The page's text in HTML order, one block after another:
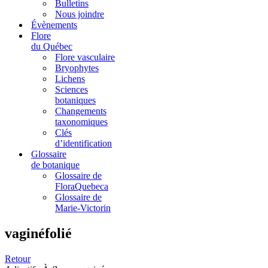
Bulletins
Nous joindre
Évènements
Flore
du Québec
Flore vasculaire
Bryophytes
Lichens
Sciences
botaniques
Changements
taxonomiques
Clés
d’identification
Glossaire
de botanique
Glossaire de
FloraQuebeca
Glossaire de
Marie-Victorin
vaginéfolié
Retour